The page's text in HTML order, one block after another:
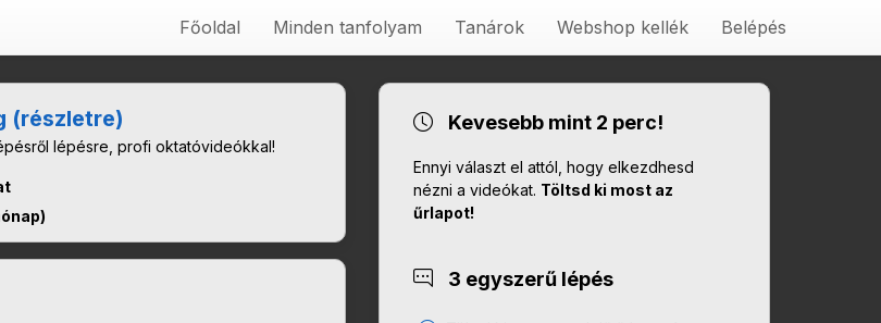
Főoldal Minden tanfolyam Tanárok Webshop kellék Belépés
(részletre)
lépésre, profi oktatóvideókkal!
Kevesebb mint 2 perc!
Ennyi választ el attól, hogy elkezdhesd
nézni a videókat. Töltsd ki most az
űrlapot!
3 egyszerű lépés